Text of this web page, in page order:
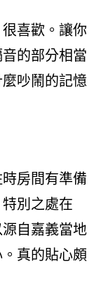
喜歡。讓你
的部分相當
吵鬧的記憶
房間有準備
別之處在
自嘉義當地
真的貼心頗